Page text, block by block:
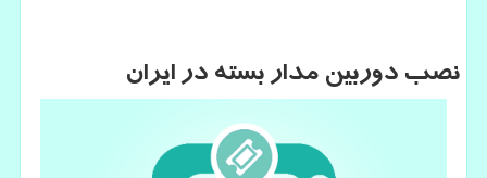
نصب دوربین مدار بسته در ایران